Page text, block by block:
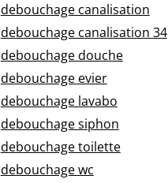
debouchage canalisation
debouchage canalisation 34
debouchage douche
debouchage evier
debouchage lavabo
debouchage siphon
debouchage toilette
debouchage wc